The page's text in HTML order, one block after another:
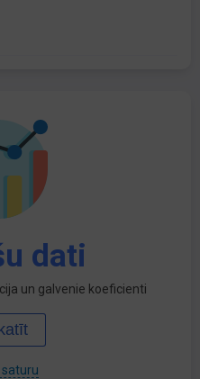
dati
un galvenie koeficienti